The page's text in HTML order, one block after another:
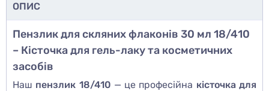
ОПИС
Пензлик для скляних флаконів 30 мл 18/410
– Кісточка для гель-лаку та косметичних
засобів
Наш пензлик 18/410 — це професійна кісточка для